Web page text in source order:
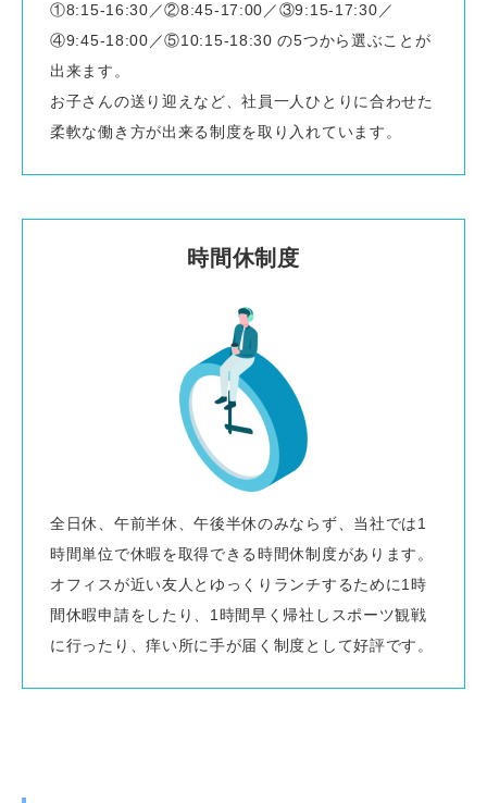
①8:15-16:30／②8:45-17:00／③9:15-17:30／
④9:45-18:00／⑤10:15-18:30 の5つから選ぶことが
出来ます。
お子さんの送り迎えなど、社員一人ひとりに合わせた
柔軟な働き方が出来る制度を取り入れています。
時間休制度
全日休、午前半休、午後半休のみならず、当社では1
時間単位で休暇を取得できる時間休制度があります。
オフィスが近い友人とゆっくりランチするために1時
間休暇申請をしたり、1時間早く帰社しスポーツ観戦
に行ったり、痒い所に手が届く制度として好評です。